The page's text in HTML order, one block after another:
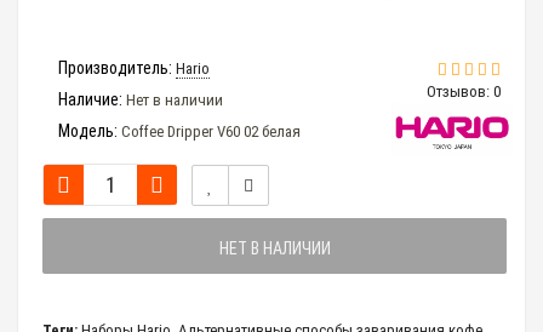
Отзывов: 0
Производитель: Hario
Наличие: Нет в наличии
Модель: Coffee Dripper V60 02 белая
НЕТ В НАЛИЧИИ